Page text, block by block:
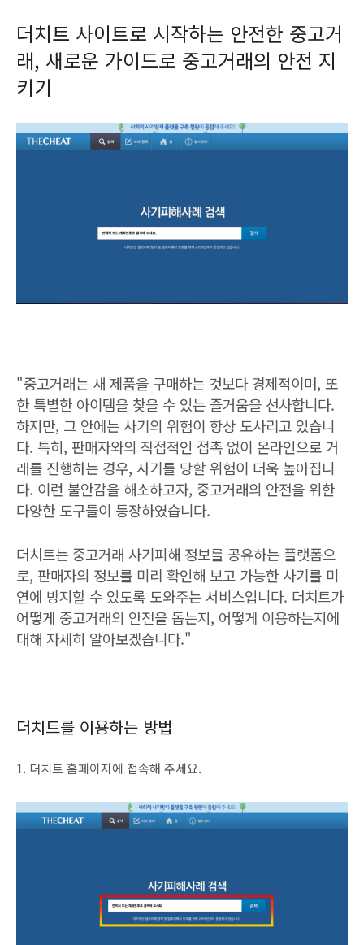
더치트 사이트로 시작하는 안전한 중고거
래, 새로운 가이드로 중고거래의 안전 지
키기
"중고거래는 새 제품을 구매하는 것보다 경제적이며, 또
한 특별한 아이템을 찾을 수 있는 즐거움을 선사합니다.
하지만, 그 안에는 사기의 위험이 항상 도사리고 있습니
다. 특히, 판매자와의 직접적인 접촉 없이 온라인으로 거
래를 진행하는 경우, 사기를 당할 위험이 더욱 높아집니
다. 이런 불안감을 해소하고자, 중고거래의 안전을 위한
다양한 도구들이 등장하였습니다.
더치트는 중고거래 사기피해 정보를 공유하는 플랫폼으
로, 판매자의 정보를 미리 확인해 보고 가능한 사기를 미
연에 방지할 수 있도록 도와주는 서비스입니다. 더치트가
어떻게 중고거래의 안전을 돕는지, 어떻게 이용하는지에
대해 자세히 알아보겠습니다."
더치트를 이용하는 방법
1. 더치트 홈페이지에 접속해 주세요.